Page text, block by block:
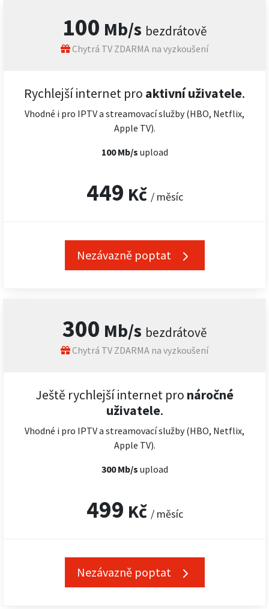
100 Mb/s bezdrátově
Chytrá TV ZDARMA na vyzkoušení
Rychlejší internet pro aktivní uživatele.
Vhodné i pro IPTV a streamovací služby (HBO, Netflix,
Apple TV).
100 Mb/s upload
449 Kč / měsíc
Nezávazně poptat
300 Mb/s bezdrátově
Chytrá TV ZDARMA na vyzkoušení
Ještě rychlejší internet pro náročné
uživatele.
Vhodné i pro IPTV a streamovací služby (HBO, Netflix,
Apple TV).
300 Mb/s upload
499 Kč / měsíc
Nezávazně poptat